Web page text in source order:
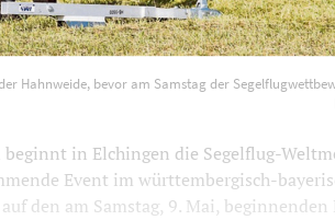
NZ-Archiv 1200800
Hahnweide, bevor am Samstag der
in Elchingen die Segelflug-
Event im württembergisch-
den am Samstag, 9. Mai,